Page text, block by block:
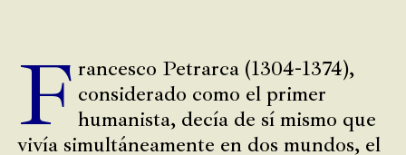
F rancesco Petrarca (1304-1374),
considerado como el primer
humanista, decía de sí mismo que
vivía simultáneamente en dos mundos, el